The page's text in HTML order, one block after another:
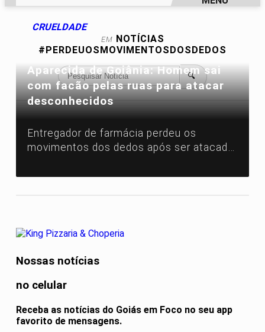
EM ALTA
EM NOTÍCIAS
#PERDEUOSMOVIMENTOSDOSDEDOS
🔍
CRUELDADE
Aparecida de Goiânia: Homem sai
com facão pelas ruas para atacar
desconhecidos
Entregador de farmácia perdeu os
movimentos dos dedos após ser atacado
Nossas notícias
no celular
Receba as notícias do Goiás em Foco no seu app
favorito de mensagens.